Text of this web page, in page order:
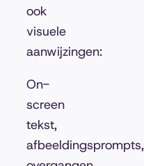
ook
visuele
aanwijzingen:
On-
screen
tekst,
afbeeldingsprompts,